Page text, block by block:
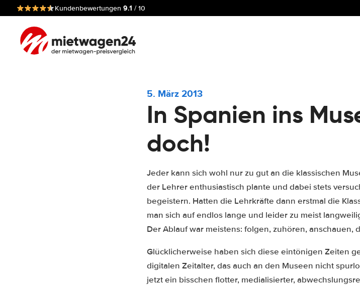
Kundenbewertungen 9.1 / 10
5. März 2013
In Spanien ins
doch!
Jeder kann sich wohl nur zu gut an die klassischen
der Lehrer enthusiastisch plante und dabei stets
begeistern. Hatten die Lehrkräfte dann erstmal die
man sich auf endlos lange und leider zu meist
Der Ablauf war meistens: folgen, zuhören, anschauen,
Glücklicherweise haben sich diese eintönigen Zeiten
digitalen Zeitalter, das auch an den Museen nicht
jetzt ein bisschen flotter, medialisierter,